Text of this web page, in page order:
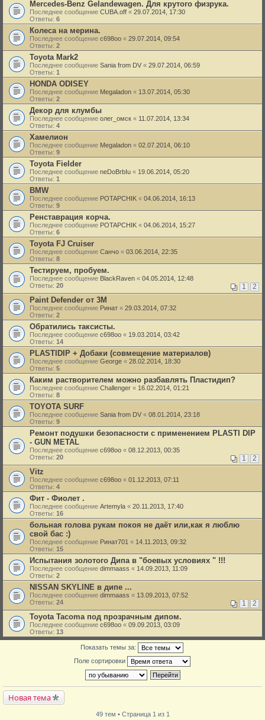
Mercedes-Benz Gelandewagen. Для крутого физрука.
Последнее сообщение CUBA.off « 29.07.2014, 17:30
Ответы: 6
Колеса на мерина.
Последнее сообщение c698oo « 29.07.2014, 09:54
Ответы: 2
Toyota Mark2
Последнее сообщение Sania from DV « 29.07.2014, 06:59
Ответы: 1
HONDA ODISEY
Последнее сообщение Megaladon « 13.07.2014, 05:30
Ответы: 2
Декор для клумбы
Последнее сообщение олег_омск « 11.07.2014, 13:34
Ответы: 4
Хамелион
Последнее сообщение Megaladon « 02.07.2014, 06:10
Ответы: 9
Toyota Fielder
Последнее сообщение neDoBrbIu « 19.06.2014, 05:20
Ответы: 1
BMW
Последнее сообщение POTAPCHIK « 04.06.2014, 16:13
Ответы: 9
Ренставрация корча.
Последнее сообщение POTAPCHIK « 04.06.2014, 15:27
Ответы: 6
Toyota FJ Cruiser
Последнее сообщение Санчо « 03.06.2014, 22:35
Ответы: 8
Тестируем, пробуем.
Последнее сообщение BlackRaven « 04.05.2014, 12:48
Ответы: 20 1 2
Paint Defender от 3М
Последнее сообщение Ринат « 29.03.2014, 07:32
Ответы: 2
Обратились таксисты.
Последнее сообщение c698oo « 19.03.2014, 03:42
Ответы: 14
PLASTIDIP + Добаки (совмещение материалов)
Последнее сообщение George « 28.02.2014, 18:30
Ответы: 5
Каким растворителем можно разбавлять Пластидип?
Последнее сообщение Challenger « 16.02.2014, 01:21
Ответы: 8
TOYOTA SURF
Последнее сообщение Sania from DV « 08.01.2014, 23:18
Ответы: 9
Ремонт подушки безопасности с применением PLASTI DIP
- GUN METAL
Последнее сообщение c698oo « 08.12.2013, 00:35
Ответы: 20 1 2
Vitz
Последнее сообщение c698oo « 01.12.2013, 07:11
Ответы: 4
Фит - Фиолет .
Последнее сообщение Artemyla « 20.11.2013, 17:40
Ответы: 16
больная голова рукам покоя не даёт или,как я люблю
свой бас :)
Последнее сообщение Ринат701 « 14.11.2013, 09:32
Ответы: 15
Испытания золотого Дипа в "боевых условиях " !!!
Последнее сообщение dimmaass « 14.09.2013, 11:09
Ответы: 2
NISSAN SKYLINE в дипе ...
Последнее сообщение dimmaass « 13.09.2013, 07:52
Ответы: 24 1 2
Toyota Tacoma под прозрачным дипом.
Последнее сообщение c698oo « 09.09.2013, 03:09
Ответы: 13
Показать темы за:
Поле сортировки
Новая тема
49 тем • Страница 1 из 1